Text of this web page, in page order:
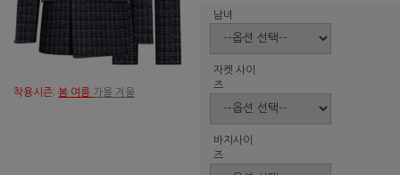
착용시즌: 봄 여름 가을 겨울
남녀
자켓 사이
즈
바지사이
즈